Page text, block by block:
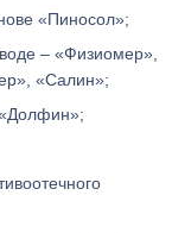
«Пиносол»;
– «Физиомер»,
«Салин»;